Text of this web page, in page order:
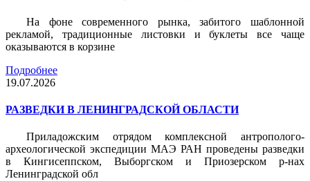
На фоне современного рынка, забитого шаблонной
рекламой, традиционные листовки и буклеты все чаще
оказываются в корзине
Подробнее
19.07.2026
РАЗВЕДКИ В ЛЕНИНГРАДСКОЙ ОБЛАСТИ
Приладожским отрядом комплексной антрополого-
археологической экспедиции МАЭ РАН проведены разведки
в Кингисеппском, Выборгском и Приозерском р-нах
Ленинградской обл